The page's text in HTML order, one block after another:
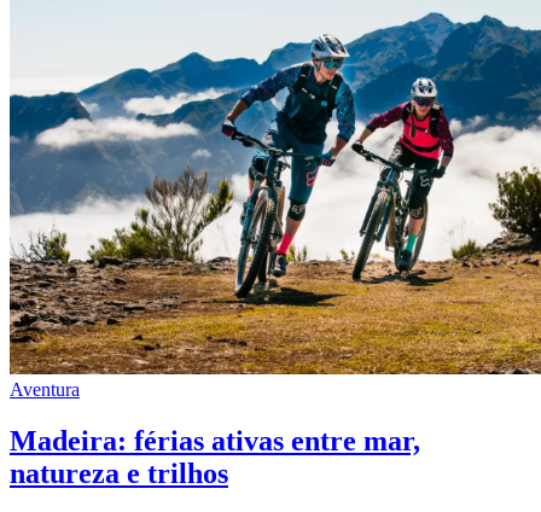
Aventura
Madeira: férias ativas entre mar,
natureza e trilhos